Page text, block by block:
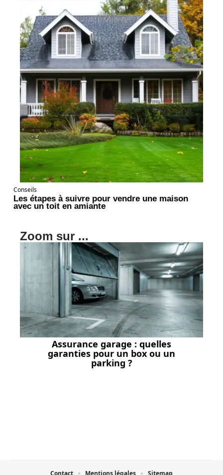
Conseils
Les étapes à suivre pour vendre une maison
avec un toit en amiante
Zoom sur ...
Assurance garage : quelles
garanties pour un box ou un
parking ?